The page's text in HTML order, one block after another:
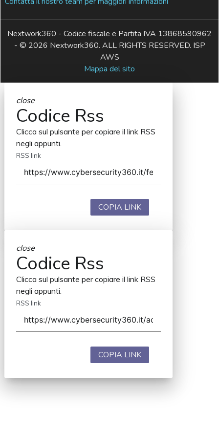
Nextwork360 - Codice fiscale e Partita IVA 13868590962
- © 2026 Nextwork360. ALL RIGHTS RESERVED. ISP
AWS
Mappa del sito
close
Codice Rss
Clicca sul pulsante per copiare il link RSS
negli appunti.
RSS link
COPIA LINK
close
Codice Rss
Clicca sul pulsante per copiare il link RSS
negli appunti.
RSS link
COPIA LINK